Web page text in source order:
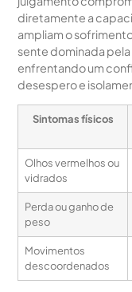
diretamente a
ampliam o
sente dominada
enfrentando um
desespero e
Sintomas físicos
Olhos vermelhos ou
vidrados
Perda ou ganho de
peso
Movimentos
descoordenados